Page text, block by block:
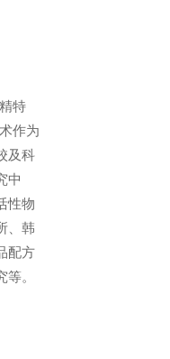
特
作为
及科
中
性物
、韩
配方
。